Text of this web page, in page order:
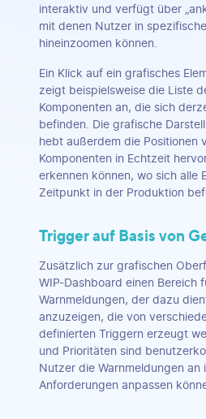
interaktiv und verfügt über
mit denen Nutzer in
hineinzoomen können.
Ein Klick auf ein grafisches
zeigt beispielsweise die Liste
Komponenten an, die sich
befinden. Die grafische
hebt außerdem die Positionen
Komponenten in Echtzeit
erkennen können, wo sich alle
Zeitpunkt in der Produktion
Trigger auf Basis von
Zusätzlich zur grafischen
WIP-Dashboard einen Bereich
Warnmeldungen, der dazu
anzuzeigen, die von
definierten Triggern erzeugt
und Prioritäten sind
Nutzer die Warnmeldungen an
Anforderungen anpassen